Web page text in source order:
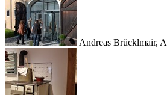
Andreas Brücklmair,